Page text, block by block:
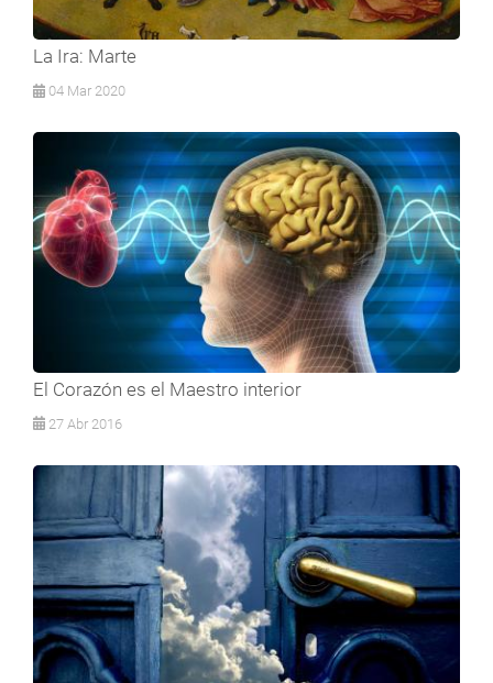
La Ira: Marte
04 Mar 2020
El Corazón es el Maestro interior
27 Abr 2016